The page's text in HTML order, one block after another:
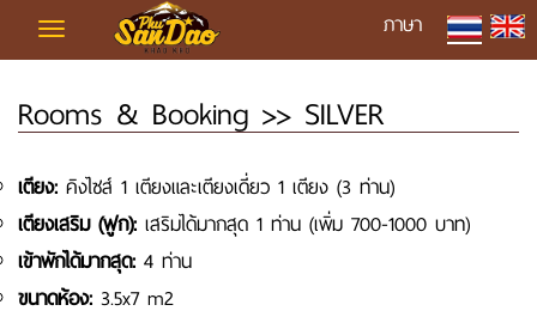
Toggle
ภาษา
Rooms & Booking >> SILVER
เตียง: คิงไซส์ 1 เตียงและเตียงเดี่ยว 1 เตียง (3 ท่าน)
เตียงเสริม (ฟูก): เสริมได้มากสุด 1 ท่าน (เพิ่ม 700-1000 บาท)
เข้าพักได้มากสุด: 4 ท่าน
ขนาดห้อง: 3.5x7 m2